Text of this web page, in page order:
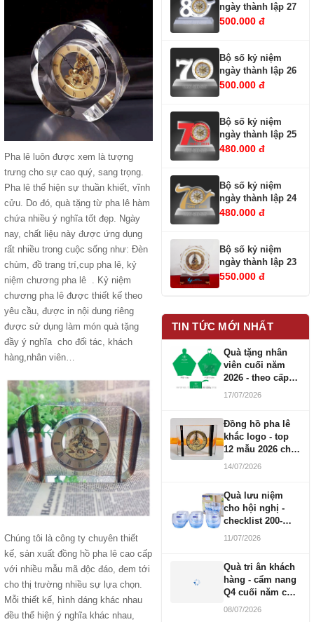
Pha lê luôn được xem là tượng
trưng cho sự cao quý, sang trọng.
Pha lê thể hiện sự thuần khiết, vĩnh
cửu. Do đó, quà tặng từ pha lê hàm
chứa nhiều ý nghĩa tốt đẹp. Ngày
nay, chất liệu này được ứng dụng
rất nhiều trong cuộc sống như: Đèn
chùm, đồ trang trí,cup pha lê, kỷ
niệm chương pha lê . Kỷ niệm
chương pha lê được thiết kế theo
yêu cầu, được in nội dung riêng
được sử dụng làm món quà tặng
đầy ý nghĩa cho đối tác, khách
hàng,nhân viên…
Chúng tôi là công ty chuyên thiết
kế, sản xuất đồng hồ pha lê cao cấp
với nhiều mẫu mã độc đáo, đem tới
cho thị trường nhiều sự lựa chọn.
Mỗi thiết kế, hình dáng khác nhau
đều thể hiện ý nghĩa khác nhau,
ngày thành lập 27
500.000 đ
Bộ số kỷ niệm
ngày thành lập 26
500.000 đ
Bộ số kỷ niệm
ngày thành lập 25
480.000 đ
Bộ số kỷ niệm
ngày thành lập 24
480.000 đ
Bộ số kỷ niệm
ngày thành lập 23
550.000 đ
TIN TỨC MỚI NHẤT
Quà tặng nhân
viên cuối năm
2026 - theo cấp
bậc CBNV
17/07/2026
Đồng hồ pha lê
khắc logo - top
12 mẫu 2026 cho
doanh nghiệp
14/07/2026
Quà lưu niệm
cho hội nghị -
checklist 200-
1000 người
11/07/2026
Quà tri ân khách
hàng - cẩm nang
Q4 cuối năm cho
doanh nghiệp
08/07/2026